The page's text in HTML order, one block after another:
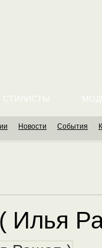
СТИЛИСТЫ
Новости События
Илья